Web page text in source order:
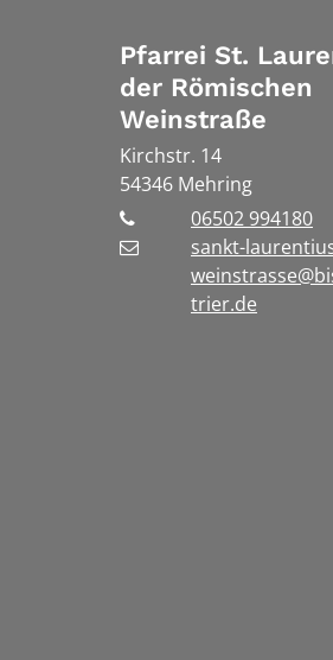
Pfarrei St.
der Römischen
Weinstraße
Kirchstr. 14
54346 Mehring
06502 994180
sankt-
trier.de